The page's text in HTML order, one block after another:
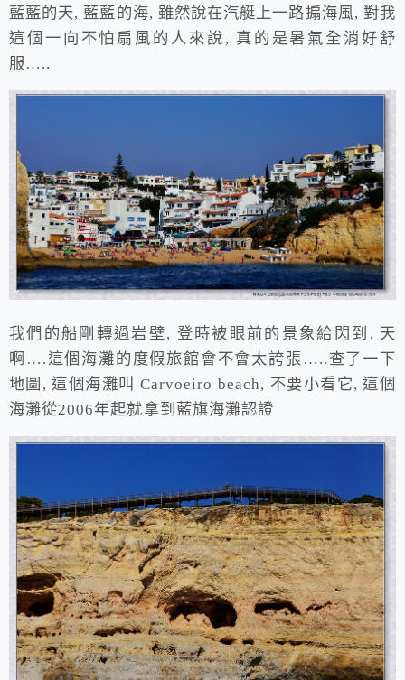
藍藍的天, 藍藍的海, 雖然說在汽艇上一路搧海風, 對我
這個一向不怕扇風的人來說, 真的是暑氣全消好舒
服…..
我們的船剛轉過岩壁, 登時被眼前的景象給閃到, 天
啊….這個海灘的度假旅館會不會太誇張…..查了一下
地圖, 這個海灘叫 Carvoeiro beach, 不要小看它, 這個
海灘從2006年起就拿到藍旗海灘認證